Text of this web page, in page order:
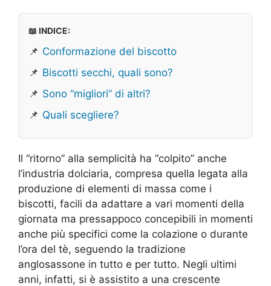
📖 INDICE:
📌 Conformazione del biscotto
📌 Biscotti secchi, quali sono?
📌 Sono “migliori” di altri?
📌 Quali scegliere?
Il “ritorno” alla semplicità ha “colpito” anche
l’industria dolciaria, compresa quella legata alla
produzione di elementi di massa come i
biscotti, facili da adattare a vari momenti della
giornata ma pressappoco concepibili in momenti
anche più specifici come la colazione o durante
l’ora del tè, seguendo la tradizione
anglosassone in tutto e per tutto. Negli ultimi
anni, infatti, si è assistito a una crescente